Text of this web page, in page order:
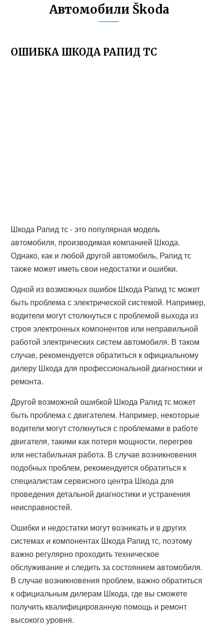
Автомобили Škoda
ОШИБКА ШКОДА РАПИД ТС
Шкода Рапид тс - это популярная модель
автомобиля, производимая компанией Шкода.
Однако, как и любой другой автомобиль, Рапид тс
также может иметь свои недостатки и ошибки.
Одной из возможных ошибок Шкода Рапид тс может
быть проблема с электрической системой. Например,
водители могут столкнуться с проблемой выхода из
строя электронных компонентов или неправильной
работой электрических систем автомобиля. В таком
случае, рекомендуется обратиться к официальному
дилеру Шкода для профессиональной диагностики и
ремонта.
Другой возможной ошибкой Шкода Рапид тс может
быть проблема с двигателем. Например, некоторые
водители могут столкнуться с проблемами в работе
двигателя, такими как потеря мощности, перегрев
или нестабильная работа. В случае возникновения
подобных проблем, рекомендуется обратиться к
специалистам сервисного центра Шкода для
проведения детальной диагностики и устранения
неисправностей.
Ошибки и недостатки могут возникать и в других
системах и компонентах Шкода Рапид тс, поэтому
важно регулярно проходить техническое
обслуживание и следить за состоянием автомобиля.
В случае возникновения проблем, важно обратиться
к официальным дилерам Шкода, где вы сможете
получить квалифицированную помощь и ремонт
высокого уровня.